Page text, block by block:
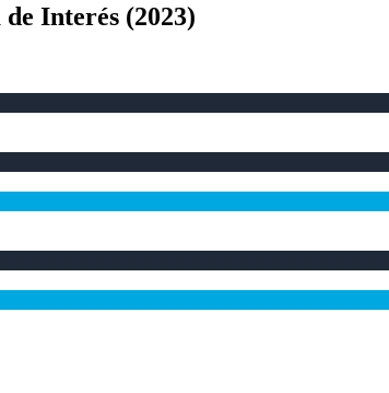
de Interés (2023)